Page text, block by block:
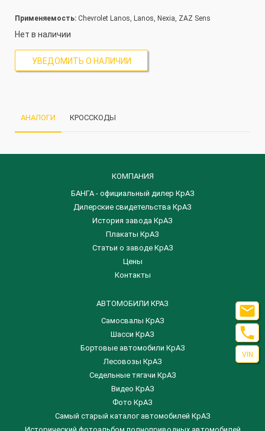
Применяемость: Chevrolet Lanos, Lanos, Nexia, ZAZ Sens
Нет в наличии
УВЕДОМИТЬ О НАЛИЧИИ
АНАЛОГИ КРОССКОДЫ
КОМПАНИЯ
БАНГА - официальный дилер КрАЗ
Дилерские свидетельства КрАЗ
История завода КрАЗ
Плакаты КрАЗ
Статьи о заводе КрАЗ
Цены
Контакты
АВТОМОБИЛИ КРАЗ
Самосвалы КрАЗ
Шасси КрАЗ
Бортовые автомобили КрАЗ
Лесовозы КрАЗ
Седельные тягачи КрАЗ
Видео КрАЗ
Фото КрАЗ
Самый старый каталог автомобилей КрАЗ


VIN